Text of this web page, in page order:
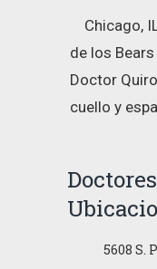
Chicago,
de los
Doctor
cuello y
5608 S.